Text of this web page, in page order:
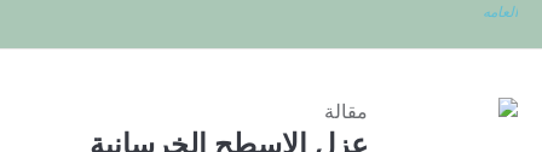
العامه
مقالة
عزل الاسطح الخرسانية